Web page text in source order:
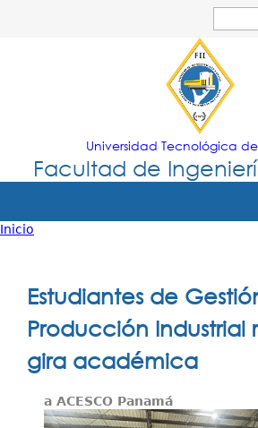
Jump to
de
Universidad Tecnológica
Facultad de
Tropical
Principal
Oferta Académica
Secretarías
Departamentos
Investigación
está
aquí
Inicio
Estudiantes de
Producción Industrial
gira académica
a ACESCO Panamá